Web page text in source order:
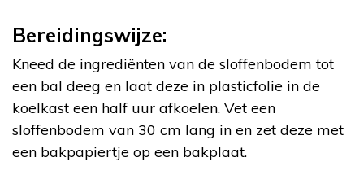
Bereidingswijze:
Kneed de ingrediënten van de sloffenbodem tot
een bal deeg en laat deze in plasticfolie in de
koelkast een half uur afkoelen. Vet een
sloffenbodem van 30 cm lang in en zet deze met
een bakpapiertje op een bakplaat.